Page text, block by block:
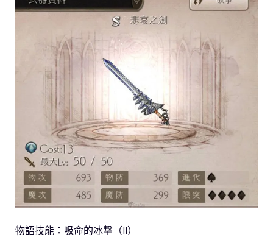
物語技能：吸命的冰撃（II）